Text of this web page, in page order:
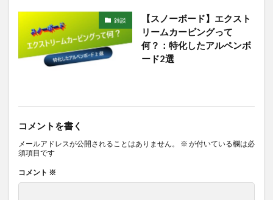
雑談
【スノーボード】エクスト
リームカービングって
何？：特化したアルペンボ
ード2選
コメントを書く
メールアドレスが公開されることはありません。 ※ が付いている欄は必
須項目です
コメント ※